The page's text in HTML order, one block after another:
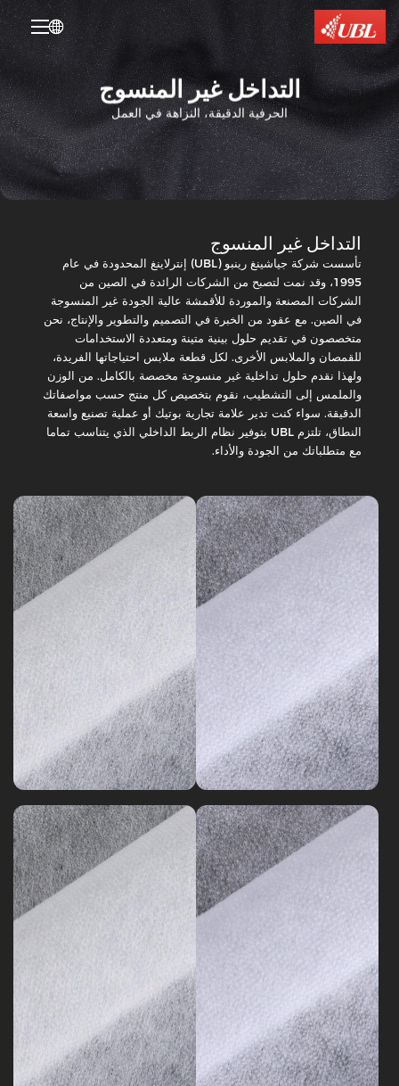

التداخل غير المنسوج
الحرفية الدقيقة، النزاهة في العمل
التداخل غير المنسوج
تأسست شركة جياشينغ رينبو (UBL) إنترلاينغ المحدودة في عام
1995، وقد نمت لتصبح من الشركات الرائدة في الصين من
الشركات المصنعة والموردة للأقمشة عالية الجودة غير المنسوجة
في الصين. مع عقود من الخبرة في التصميم والتطوير والإنتاج، نحن
متخصصون في تقديم حلول بينية متينة ومتعددة الاستخدامات
للقمصان والملابس الأخرى. لكل قطعة ملابس احتياجاتها الفريدة،
ولهذا نقدم حلول تداخلية غير منسوجة مخصصة بالكامل. من الوزن
والملمس إلى التشطيب، نقوم بتخصيص كل منتج حسب مواصفاتك
الدقيقة. سواء كنت تدير علامة تجارية بوتيك أو عملية تصنيع واسعة
النطاق، تلتزم UBL بتوفير نظام الربط الداخلي الذي يتناسب تماما
مع متطلباتك من الجودة والأداء.
التداخل
المنسوج
سلسلة
التداخل
المنسوجة
التداخل
غير
المنسوج
نايلون
بوليستر
مختلط
غير
منسوجة
التداخل
غير
المنسوج
نايلون
بوليستر
مختلط
غير
منسوجة
السلسلة
غير
المنسوج
سلسلة
من
البوليستر
غير
المنسوجة